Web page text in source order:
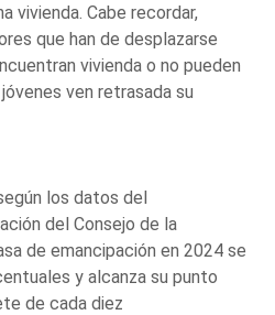
vivienda. Cabe recordar,
que han de desplazarse
vivienda o no pueden
ven retrasada su
los datos del
del Consejo de la
de emancipación en 2024 se
y alcanza su punto
de cada diez